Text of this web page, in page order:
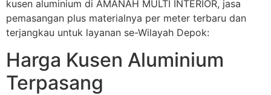
kusen aluminium di AMANAH MULTI INTERIOR, jasa
pemasangan plus materialnya per meter terbaru dan
terjangkau untuk layanan se-Wilayah Depok:
Harga Kusen Aluminium
Terpasang